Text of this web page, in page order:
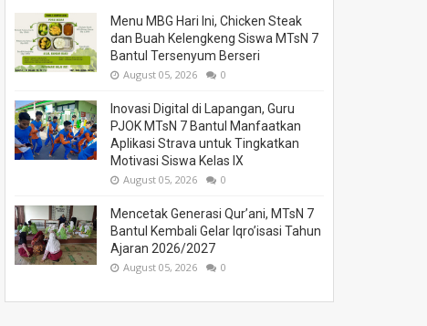
Menu MBG Hari Ini, Chicken Steak
dan Buah Kelengkeng Siswa MTsN 7
Bantul Tersenyum Berseri
August 05, 2026 0
Inovasi Digital di Lapangan, Guru
PJOK MTsN 7 Bantul Manfaatkan
Aplikasi Strava untuk Tingkatkan
Motivasi Siswa Kelas IX
August 05, 2026 0
Mencetak Generasi Qur’ani, MTsN 7
Bantul Kembali Gelar Iqro’isasi Tahun
Ajaran 2026/2027
August 05, 2026 0